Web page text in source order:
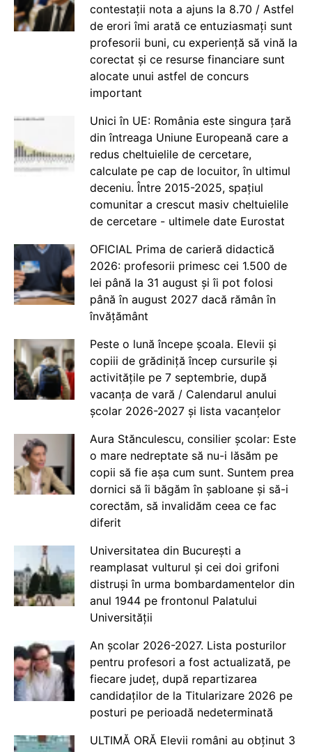
contestații nota a ajuns la 8.70 / Astfel
de erori îmi arată ce entuziasmați sunt
profesorii buni, cu experiență să vină la
corectat și ce resurse financiare sunt
alocate unui astfel de concurs
important
Unici în UE: România este singura țară
din întreaga Uniune Europeană care a
redus cheltuielile de cercetare,
calculate pe cap de locuitor, în ultimul
deceniu. Între 2015-2025, spațiul
comunitar a crescut masiv cheltuielile
de cercetare - ultimele date Eurostat
OFICIAL Prima de carieră didactică
2026: profesorii primesc cei 1.500 de
lei până la 31 august și îi pot folosi
până în august 2027 dacă rămân în
învățământ
Peste o lună începe școala. Elevii și
copiii de grădiniță încep cursurile și
activitățile pe 7 septembrie, după
vacanța de vară / Calendarul anului
școlar 2026-2027 și lista vacanțelor
Aura Stănculescu, consilier școlar: Este
o mare nedreptate să nu-i lăsăm pe
copii să fie așa cum sunt. Suntem prea
dornici să îi băgăm în șabloane și să-i
corectăm, să invalidăm ceea ce fac
diferit
Universitatea din București a
reamplasat vulturul și cei doi grifoni
distruși în urma bombardamentelor din
anul 1944 pe frontonul Palatului
Universității
An școlar 2026-2027. Lista posturilor
pentru profesori a fost actualizată, pe
fiecare județ, după repartizarea
candidaților de la Titularizare 2026 pe
posturi pe perioadă nedeterminată
ULTIMĂ ORĂ Elevii români au obținut 3